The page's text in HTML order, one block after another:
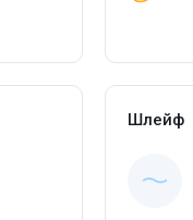
Шлейф